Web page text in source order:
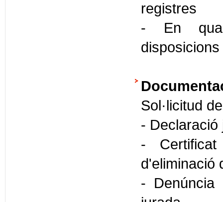
registres
- En
Sol·licitud
- Declaració
- Certificat
d'eliminació
- Denúncia